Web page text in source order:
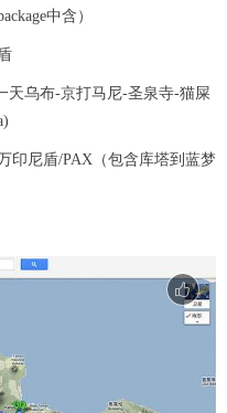
中含）
天乌布-京打马尼-圣泉寺-猫屎
印尼盾/PAX（包含库塔到蓝梦